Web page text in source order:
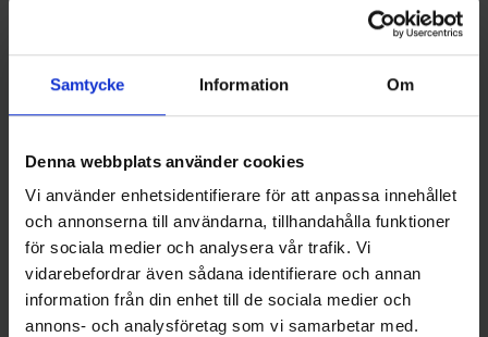
Samtycke Information Om
Denna webbplats använder cookies
Vi använder enhetsidentifierare för att anpassa innehållet
och annonserna till användarna, tillhandahålla funktioner
för sociala medier och analysera vår trafik. Vi
vidarebefordrar även sådana identifierare och annan
information från din enhet till de sociala medier och
annons- och analysföretag som vi samarbetar med.
Andra gillade även
Lidmans Fiskeredskap